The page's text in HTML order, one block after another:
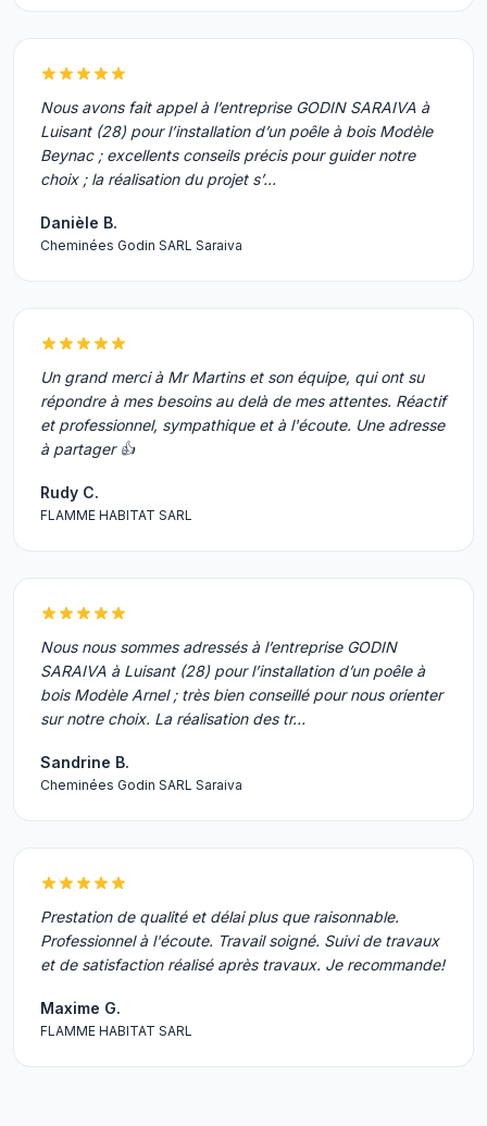
Nous avons fait appel à l’entreprise GODIN SARAIVA à
Luisant (28) pour l’installation d’un poêle à bois Modèle
Beynac ; excellents conseils précis pour guider notre
choix ; la réalisation du projet s’…
Danièle B.
Cheminées Godin SARL Saraiva
Un grand merci à Mr Martins et son équipe, qui ont su
répondre à mes besoins au delà de mes attentes. Réactif
et professionnel, sympathique et à l'écoute. Une adresse
à partager 👍
Rudy C.
FLAMME HABITAT SARL
Nous nous sommes adressés à l’entreprise GODIN
SARAIVA à Luisant (28) pour l’installation d’un poêle à
bois Modèle Arnel ; très bien conseillé pour nous orienter
sur notre choix. La réalisation des tr…
Sandrine B.
Cheminées Godin SARL Saraiva
Prestation de qualité et délai plus que raisonnable.
Professionnel à l'écoute. Travail soigné. Suivi de travaux
et de satisfaction réalisé après travaux. Je recommande!
Maxime G.
FLAMME HABITAT SARL